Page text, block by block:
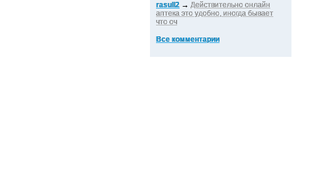
rasull2 → Действительно онлайн
аптека это удобно, иногда бывает
что оч
Все комментарии